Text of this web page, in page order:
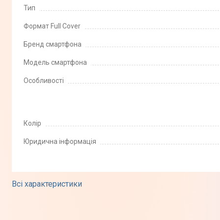
Всі характеристики
Тип
Формат Full Cover
Бренд смартфона
Модель смартфона
Особливості
Колір
Юридична інформація